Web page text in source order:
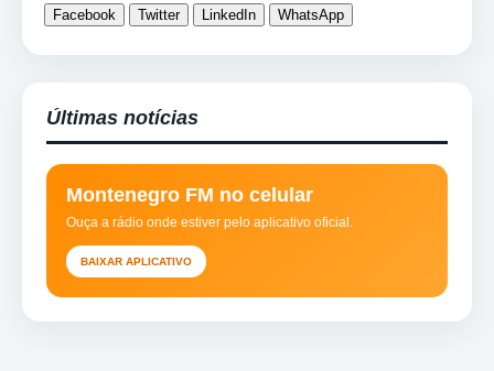
Facebook Twitter LinkedIn WhatsApp
Últimas notícias
Montenegro FM no celular
Ouça a rádio onde estiver pelo aplicativo oficial.
BAIXAR APLICATIVO